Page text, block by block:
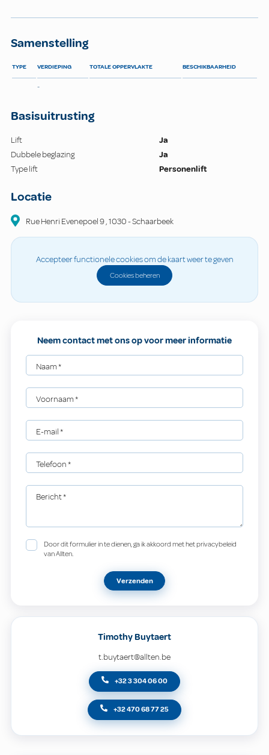
Samenstelling
TYPE VERDIEPING TOTALE OPPERVLAKTE BESCHIKBAARHEID
-
Basisuitrusting
Lift
Ja
Dubbele beglazing
Ja
Type lift
Personenlift
Locatie
Rue Henri Evenepoel9,1030-Schaarbeek
Accepteer functionele cookies om de kaart weer te geven
Cookies beheren
Neem contact met ons op voor meer informatie
Naam*
Voornaam*
E-mail*
Telefoon*
Bericht*
Door dit formulier in te dienen, ga ik akkoord met het privacybeleid
van Allten.
Verzenden
Timothy Buytaert
t.buytaert@allten.be
+32 3 304 06 00
+32 470 68 77 25